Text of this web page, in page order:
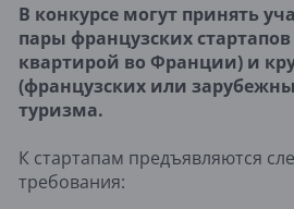
В конкурсе могут принять
пары французских
квартирой во Франции) и
(французских или
туризма.
К стартапам предъявляются
требования: